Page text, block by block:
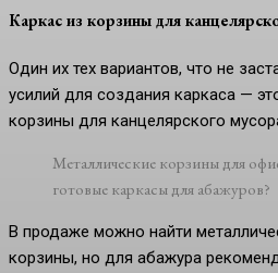
Каркас из корзины для
Один их тех вариантов, что не
усилий для создания каркаса —
корзины для канцелярского
Металлические корзины для
готовые каркасы для абажуров?
В продаже можно найти
корзины, но для абажура